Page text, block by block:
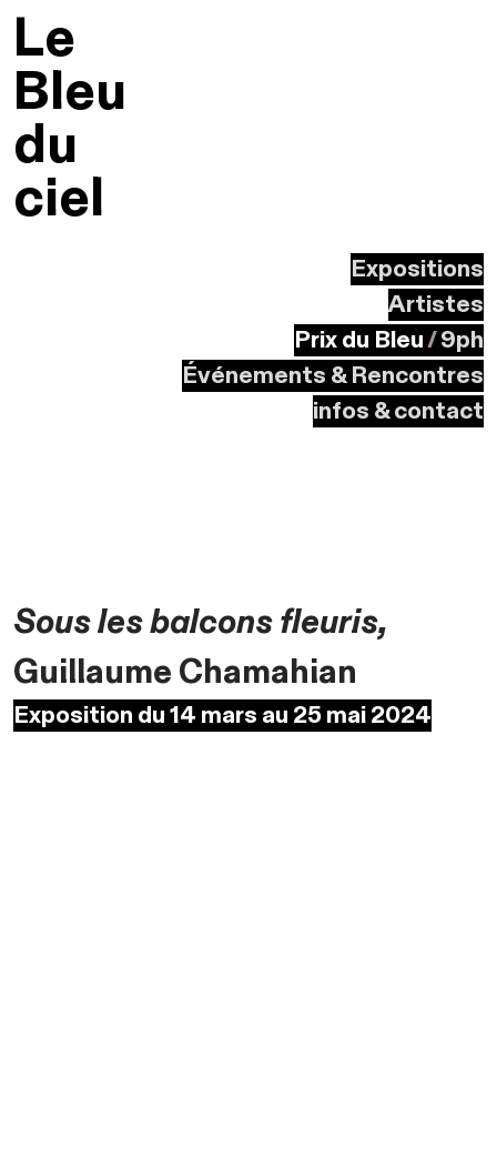
Le
Bleu
du
ciel
Expositions
Artistes
Prix du Bleu/9ph
Événements & Rencontres
infos & contact
Sous les balcons fleuris,
Guillaume Chamahian
Exposition du 14 mars au 25 mai 2024